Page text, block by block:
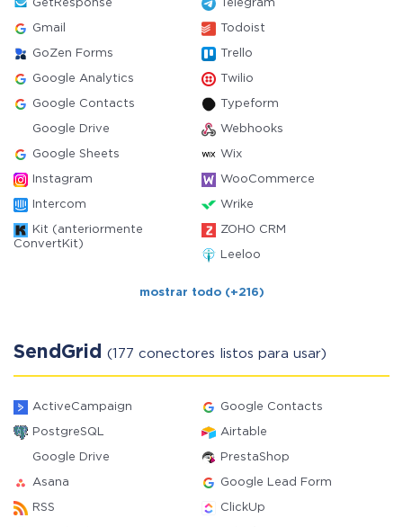
GetResponse Telegram
Gmail Todoist
GoZen Forms Trello
Google Analytics Twilio
Google Contacts Typeform
Google Drive Webhooks
Google Sheets Wix
Instagram WooCommerce
Intercom Wrike
Kit (anteriormente
ConvertKit)
ZOHO CRM
Leeloo
mostrar todo (+216)
SendGrid (177 conectores listos para usar)
ActiveCampaign Google Contacts
PostgreSQL Airtable
Google Drive PrestaShop
Asana Google Lead Form
RSS ClickUp